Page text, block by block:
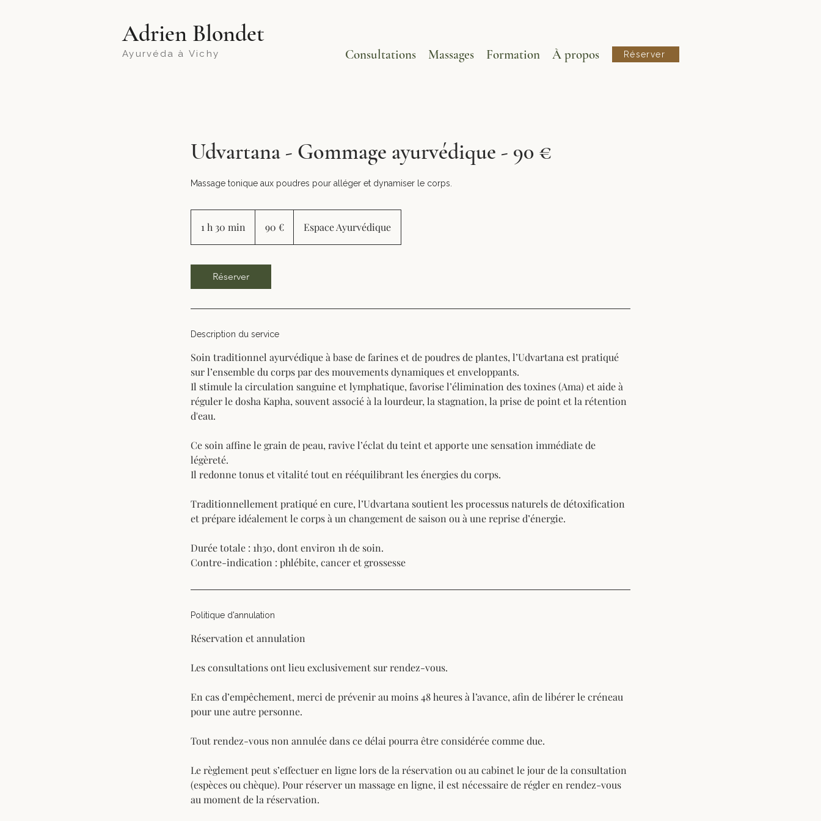
​Adrien Blondet
Ayurvéda à Vichy Consultations Massages Formation À propos Réserver
Udvartana - Gommage ayurvédique - 90 €
Massage tonique aux poudres pour alléger et dynamiser le corps.
1 h 30 min
3
90 € Espace Ayurvédique
Réserver
Description du service
Soin traditionnel ayurvédique à base de farines et de poudres de plantes, l’Udvartana est pratiqué
sur l’ensemble du corps par des mouvements dynamiques et enveloppants.
Il stimule la circulation sanguine et lymphatique, favorise l’élimination des toxines (Ama) et aide à
réguler le dosha Kapha, souvent associé à la lourdeur, la stagnation, la prise de point et la rétention
d'eau.
Ce soin affine le grain de peau, ravive l’éclat du teint et apporte une sensation immédiate de
légèreté.
Il redonne tonus et vitalité tout en rééquilibrant les énergies du corps.
Traditionnellement pratiqué en cure, l’Udvartana soutient les processus naturels de détoxification
et prépare idéalement le corps à un changement de saison ou à une reprise d’énergie.
Durée totale : 1h30, dont environ 1h de soin.
Contre-indication : phlébite, cancer et grossesse
Politique d'annulation
Réservation et annulation
Les consultations ont lieu exclusivement sur rendez-vous.
En cas d’empêchement, merci de prévenir au moins 48 heures à l’avance, afin de libérer le créneau
pour une autre personne.
Tout rendez-vous non annulée dans ce délai pourra être considérée comme due.
Le règlement peut s’effectuer en ligne lors de la réservation ou au cabinet le jour de la consultation
(espèces ou chèque). Pour réserver un massage en ligne, il est nécessaire de régler en rendez-vous
au moment de la réservation.